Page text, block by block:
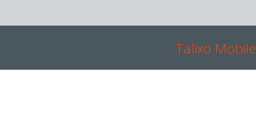
Talixo Mobile